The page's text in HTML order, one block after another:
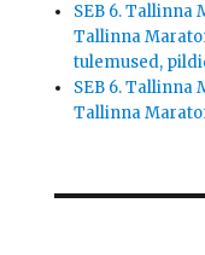
SEB 6. Tallinna
Tallinna
tulemused,
SEB 6. Tallinna
Tallinna